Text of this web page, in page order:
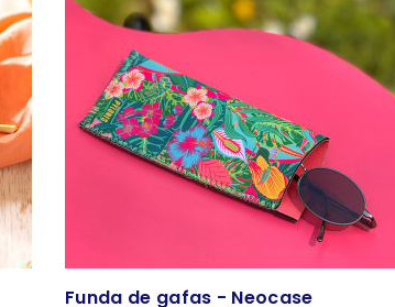
Funda de gafas - Neocase